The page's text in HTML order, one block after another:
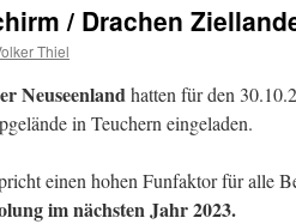
/ Drachen
Thiel
Neuseenlandhatten für den
in Teuchern eingeladen.
einen hohen Funfaktor für alle
im nächsten Jahr 2023.